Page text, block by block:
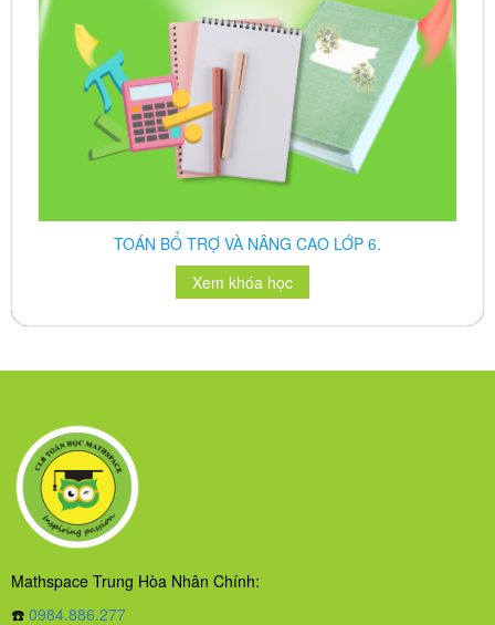
TOÁN TƯ DUY CẤP ĐỘ 3
Xem khóa học
Mathspace Trung Hòa Nhân Chính:
☎️ 0984.886.277